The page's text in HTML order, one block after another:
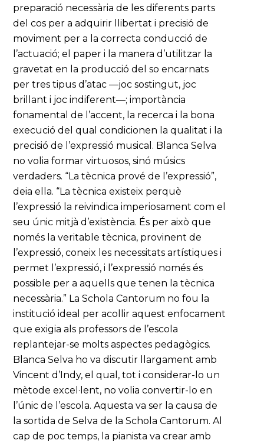
preparació necessària de les diferents parts
del cos per a adquirir llibertat i precisió de
moviment per a la correcta conducció de
l’actuació; el paper i la manera d’utilitzar la
gravetat en la producció del so encarnats
per tres tipus d’atac —joc sostingut, joc
brillant i joc indiferent—; importància
fonamental de l’accent, la recerca i la bona
execució del qual condicionen la qualitat i la
precisió de l’expressió musical. Blanca Selva
no volia formar virtuosos, sinó músics
verdaders. “La tècnica prové de l’expressió”,
deia ella. “La tècnica existeix perquè
l’expressió la reivindica imperiosament com el
seu únic mitjà d’existència. És per això que
només la veritable tècnica, provinent de
l’expressió, coneix les necessitats artístiques i
permet l’expressió, i l’expressió només és
possible per a aquells que tenen la tècnica
necessària.” La Schola Cantorum no fou la
institució ideal per acollir aquest enfocament
que exigia als professors de l’escola
replantejar-se molts aspectes pedagògics.
Blanca Selva ho va discutir llargament amb
Vincent d’Indy, el qual, tot i considerar-lo un
mètode excel·lent, no volia convertir-lo en
l’únic de l’escola. Aquesta va ser la causa de
la sortida de Selva de la Schola Cantorum. Al
cap de poc temps, la pianista va crear amb